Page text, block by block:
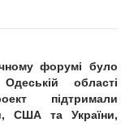
форумі було
області
підтримали
США та України,